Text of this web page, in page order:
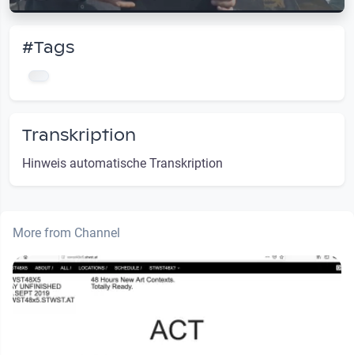
#Tags
Transkription
Hinweis automatische Transkription
More from Channel